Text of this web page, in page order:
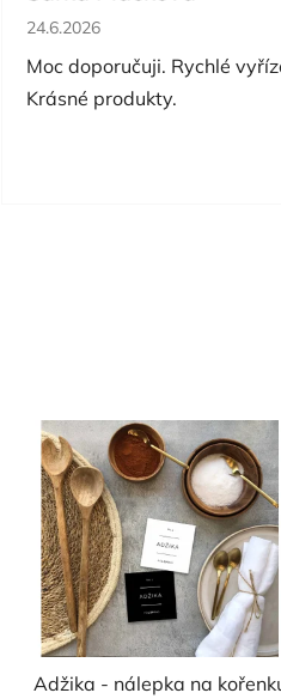
Hodnocení obchodu je 5 z 5
24.6.2026
Moc doporučuji. Rychlé
Krásné produkty.
Adžika - nálepka na